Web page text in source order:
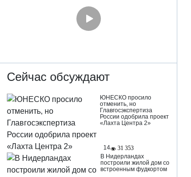
Сейчас обсуждают
ЮНЕСКО просило
отменить, но
Главгосэкспертиза
России одобрила проект
«Лахта Центра 2»
14
31 353
В Нидерландах
построили жилой дом со
встроенным фудкортом